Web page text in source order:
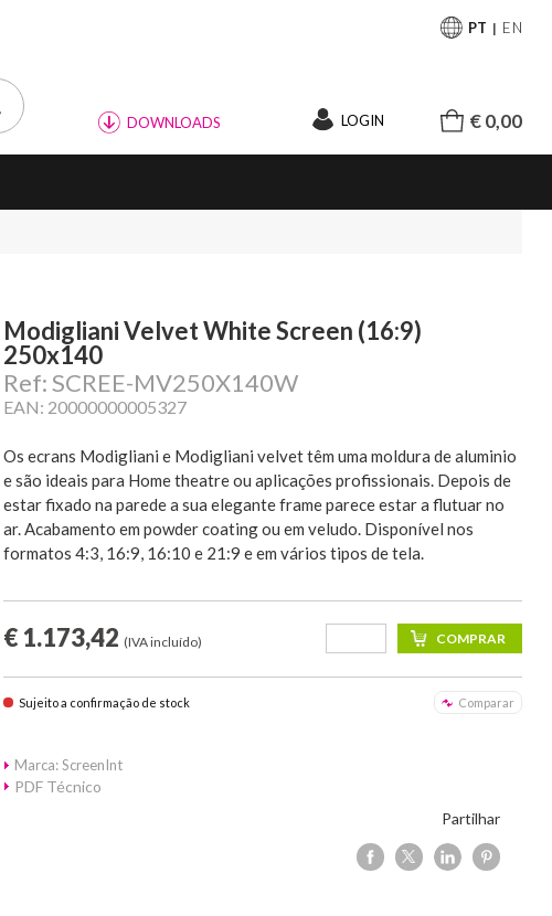
PT EN
DOWNLOADS LOGIN € 0,00
Modigliani Velvet White Screen (16:9)
250x140
Ref: SCREE-MV250X140W
EAN: 20000000005327
Os ecrans Modigliani e Modigliani velvet têm uma moldura de aluminio
e são ideais para Home theatre ou aplicações profissionais. Depois de
estar fixado na parede a sua elegante frame parece estar a flutuar no
ar. Acabamento em powder coating ou em veludo. Disponível nos
formatos 4:3, 16:9, 16:10 e 21:9 e em vários tipos de tela.
€ 1.173,42 (IVA incluído)
Sujeito a confirmação de stock Comparar
Marca: ScreenInt
PDF Técnico
Partilhar